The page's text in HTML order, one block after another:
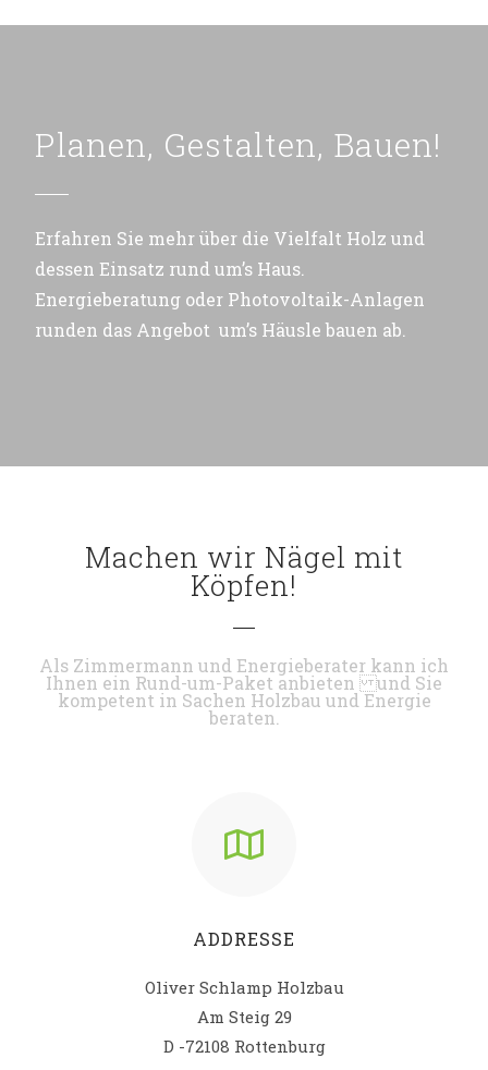
Planen, Gestalten, Bauen!
Erfahren Sie mehr über die Vielfalt Holz und
dessen Einsatz rund um’s Haus.
Energieberatung oder Photovoltaik-Anlagen
runden das Angebot um’s Häusle bauen ab.
Machen wir Nägel mit
Köpfen!
Als Zimmermann und Energieberater kann ich
Ihnen ein Rund-um-Paket anbieten und Sie
kompetent in Sachen Holzbau und Energie
beraten.
ADDRESSE
Oliver Schlamp Holzbau
Am Steig 29
D -72108 Rottenburg